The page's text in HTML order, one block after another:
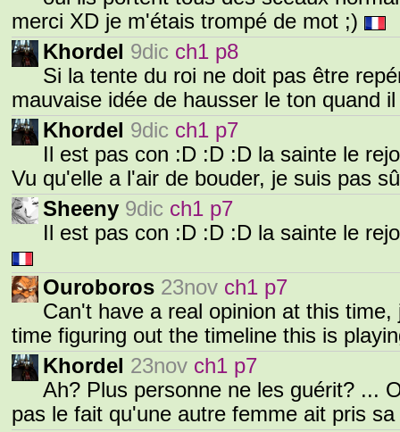
merci XD je m'étais trompé de mot ;)
Khordel 9dic ch1 p8
Si la tente du roi ne doit pas être
mauvaise idée de hausser le ton quand
Khordel 9dic ch1 p7
Il est pas con :D :D :D la sainte le
Vu qu'elle a l'air de bouder, je suis pas
Sheeny 9dic ch1 p7
Il est pas con :D :D :D la sainte le
Ouroboros 23nov ch1 p7
Can't have a real opinion at this
time figuring out the timeline this is
Khordel 23nov ch1 p7
Ah? Plus personne ne les guérit? ...
pas le fait qu'une autre femme ait pris